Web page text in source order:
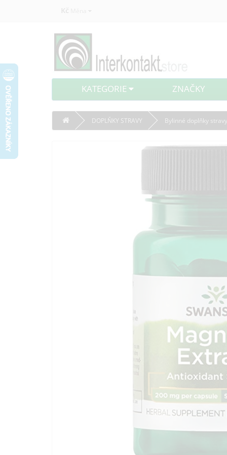
Kč Měna
KATEGORIE ZNAČKY
DOPLŇKY STRAVY Bylinné doplňky stravy